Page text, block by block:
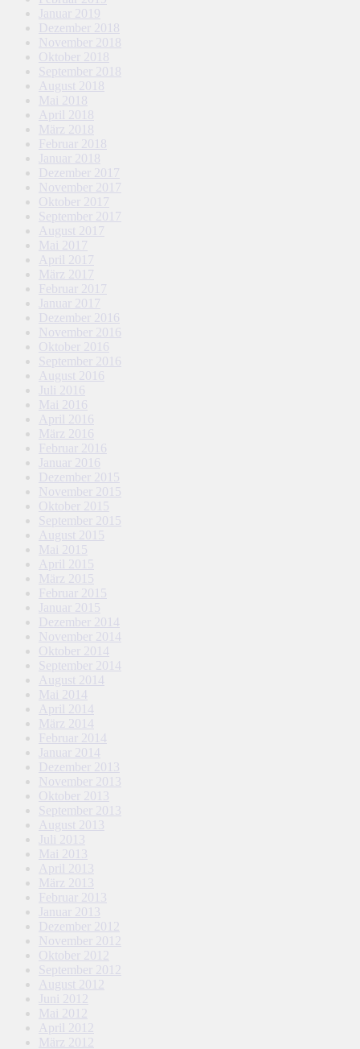
Januar 2019
Dezember 2018
November 2018
Oktober 2018
September 2018
August 2018
Mai 2018
April 2018
März 2018
Februar 2018
Januar 2018
Dezember 2017
November 2017
Oktober 2017
September 2017
August 2017
Mai 2017
April 2017
März 2017
Februar 2017
Januar 2017
Dezember 2016
November 2016
Oktober 2016
September 2016
August 2016
Juli 2016
Mai 2016
April 2016
März 2016
Februar 2016
Januar 2016
Dezember 2015
November 2015
Oktober 2015
September 2015
August 2015
Mai 2015
April 2015
März 2015
Februar 2015
Januar 2015
Dezember 2014
November 2014
Oktober 2014
September 2014
August 2014
Mai 2014
April 2014
März 2014
Februar 2014
Januar 2014
Dezember 2013
November 2013
Oktober 2013
September 2013
August 2013
Juli 2013
Mai 2013
April 2013
März 2013
Februar 2013
Januar 2013
Dezember 2012
November 2012
Oktober 2012
September 2012
August 2012
Juni 2012
Mai 2012
April 2012
März 2012